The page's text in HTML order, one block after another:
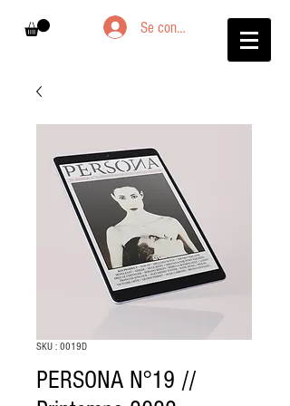
Se connecter
SKU : 0019D
PERSONA N°19 //